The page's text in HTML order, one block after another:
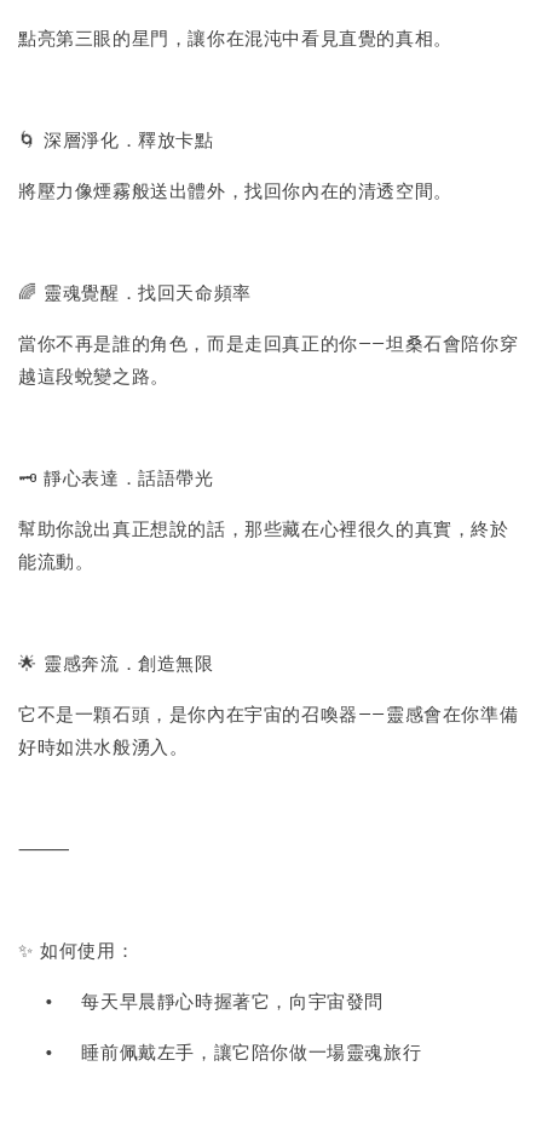
點亮第三眼的星門，讓你在混沌中看見直覺的真相。
🌀 深層淨化．釋放卡點
將壓力像煙霧般送出體外，找回你內在的清透空間。
🌈 靈魂覺醒．找回天命頻率
當你不再是誰的角色，而是走回真正的你——坦桑石會陪你穿
越這段蛻變之路。
🗝️ 靜心表達．話語帶光
幫助你說出真正想說的話，那些藏在心裡很久的真實，終於
能流動。
🌟 靈感奔流．創造無限
它不是一顆石頭，是你內在宇宙的召喚器——靈感會在你準備
好時如洪水般湧入。
⸻
✨ 如何使用：
• 每天早晨靜心時握著它，向宇宙發問
• 睡前佩戴左手，讓它陪你做一場靈魂旅行